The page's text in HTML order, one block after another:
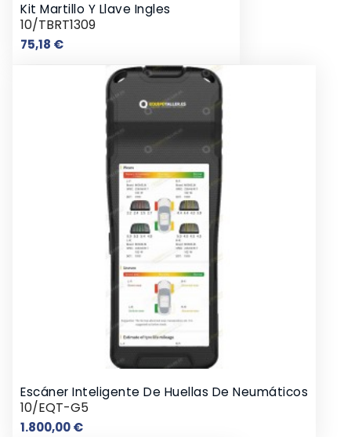
Kit Martillo Y Llave Ingles
10/TBRT1309
75,18 €Precio
Escáner Inteligente De Huellas De Neumáticos
10/EQT-G5
1.800,00 €Precio